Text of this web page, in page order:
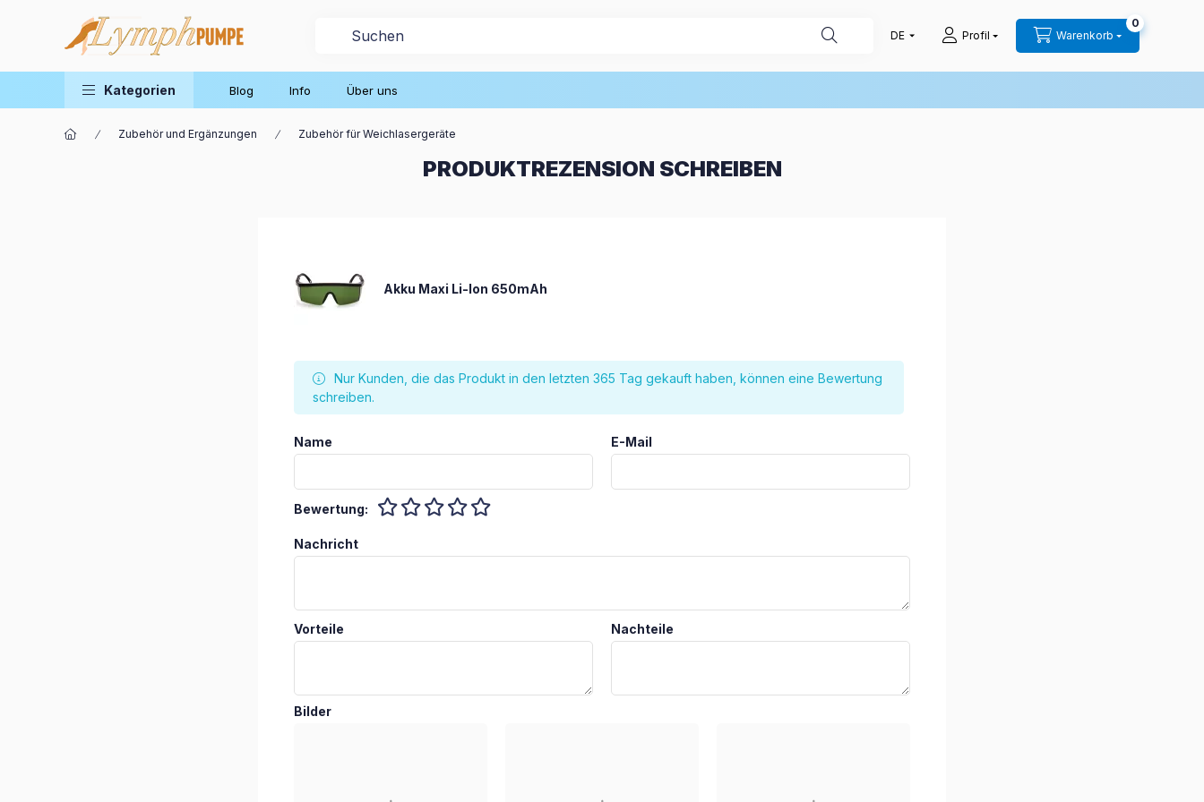
Profil Warenkorb
0
Kategorien Blog Info Über uns
Zubehör und Ergänzungen Zubehör für Weichlasergeräte
PRODUKTREZENSION SCHREIBEN
Akku Maxi Li-Ion 650mAh
Nur Kunden, die das Produkt in den letzten 365 Tag gekauft haben, können eine Bewertung
schreiben.
Name E-Mail
Bewertung:
Nachricht
Vorteile Nachteile
Bilder